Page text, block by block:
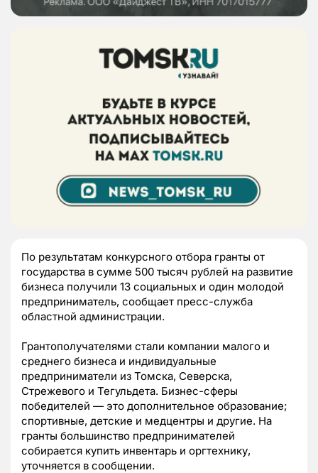
По результатам конкурсного отбора гранты от
государства в сумме 500 тысяч рублей на развитие
бизнеса получили 13 социальных и один молодой
предприниматель, сообщает пресс-служба
областной администрации.
Грантополучателями стали компании малого и
среднего бизнеса и индивидуальные
предприниматели из Томска, Северска,
Стрежевого и Тегульдета. Бизнес-сферы
победителей — это дополнительное образование;
спортивные, детские и медцентры и другие. На
гранты большинство предпринимателей
собирается купить инвентарь и оргтехнику,
уточняется в сообщении.